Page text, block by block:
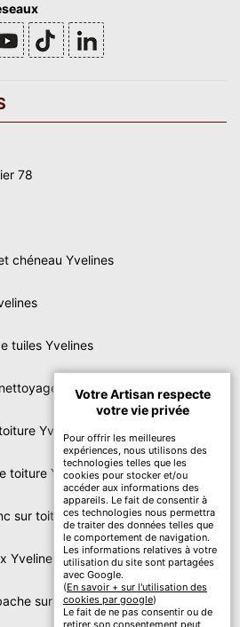
78
chéneau Yvelines
tuiles Yvelines
toiture Yvelines
Yvelines
toiture Yvelines
sur toiture
Yvelines
sur toiture Yvelines
Votre Artisan respecte
votre vie privée
Pour offrir les meilleures
expériences, nous utilisons des
technologies telles que les
cookies pour stocker et/ou
accéder aux informations des
appareils. Le fait de consentir à
ces technologies nous permettra
de traiter des données telles que
le comportement de navigation.
Les informations relatives à votre
utilisation du site sont partagées
avec Google.
(En savoir + sur l'utilisation des
cookies par google)
Le fait de ne pas consentir ou de
retirer son consentement peut